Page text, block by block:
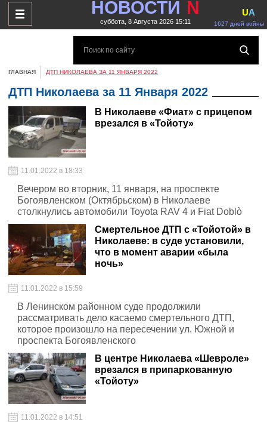
НОВОСТИ N
суббота, 8 Августа 2026 15:11 1627 дней войны
UA
ГЛАВНАЯ ДТП НИКОЛАЕВА ЗА 11 ЯНВАРЯ 2022
ДТП Николаева за 11 Января 2022
В Николаеве «Фиат» с прицепом
врезался в «Тойоту»
11.01.2022 в 18:33
Вечером во вторник, 11 января, на проспекте
Богоявленском (Октябрьском) в Николаеве
столкнулись автомобили Toyota RAV 4 и Fiat Doblò
Смертельное ДТП с «Тойотой» в
Николаеве: в суде установили,
что в момент аварии «была
ночь»
11.01.2022 в 15:59
В Ленинском районном суде продолжили
рассматривать дело касаемо смертельного ДТП,
которое произошло на пересечении ул. Южной и
проспекта Богоявленского
В центре Николаева «Шевроле»
врезался в припаркованную
«Тойоту»
11.01.2022 в 14:51